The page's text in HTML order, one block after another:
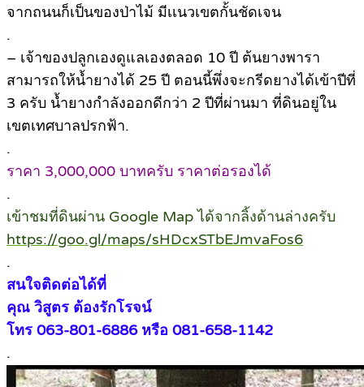
จากถนนก็เป็นของป่าไม้ มีเเนวเขตกั้นชัดเจน
.
– เจ้าของปลูกเองดูแลเองตลอด 10 ปี ต้นยางพารา
สามารถให้น้ำยางได้ 25 ปี ตอนนี้พึ่งจะกรีดยางได้เข้าปีที่
3 ครับ น้ำยางกำลังออกดีกว่า 2 ปีที่ผ่านมา ที่ดินอยู่ใน
เขตเทศบาลปรกฟ้า.
.
ราคา 3,000,000 บาทครับ ราคาต่อรองได้
.
เข้าชมที่ดินผ่าน Google Map ได้จากลิ้งด้านล่างครับ
https://goo.gl/maps/sHDcxSTbEJmvaFos6
.
สนใจติดต่อได้ที่
คุณ วิสูตร ต้องรักโรจน์
โทร 063-801-6886 หรือ 081-658-1142
.